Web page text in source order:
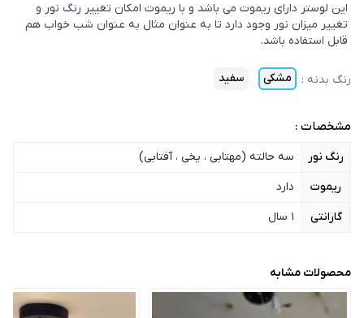
این لوستر دارای ریموت می باشد و با ریموت امکان تغییر رنگ نور و
تغییر میزان نور وجود دارد تا به عنوان مثال به عنوان شب خواب هم
قابل استفاده باشد.
رنگ بدنه : مشکی سفید
مشخصات :
رنگ نور
سه حالته (مهتابی ، یخی ، آفتابی)
ریموت
دارد
گارانتی
1 سال
محصولات مشابه